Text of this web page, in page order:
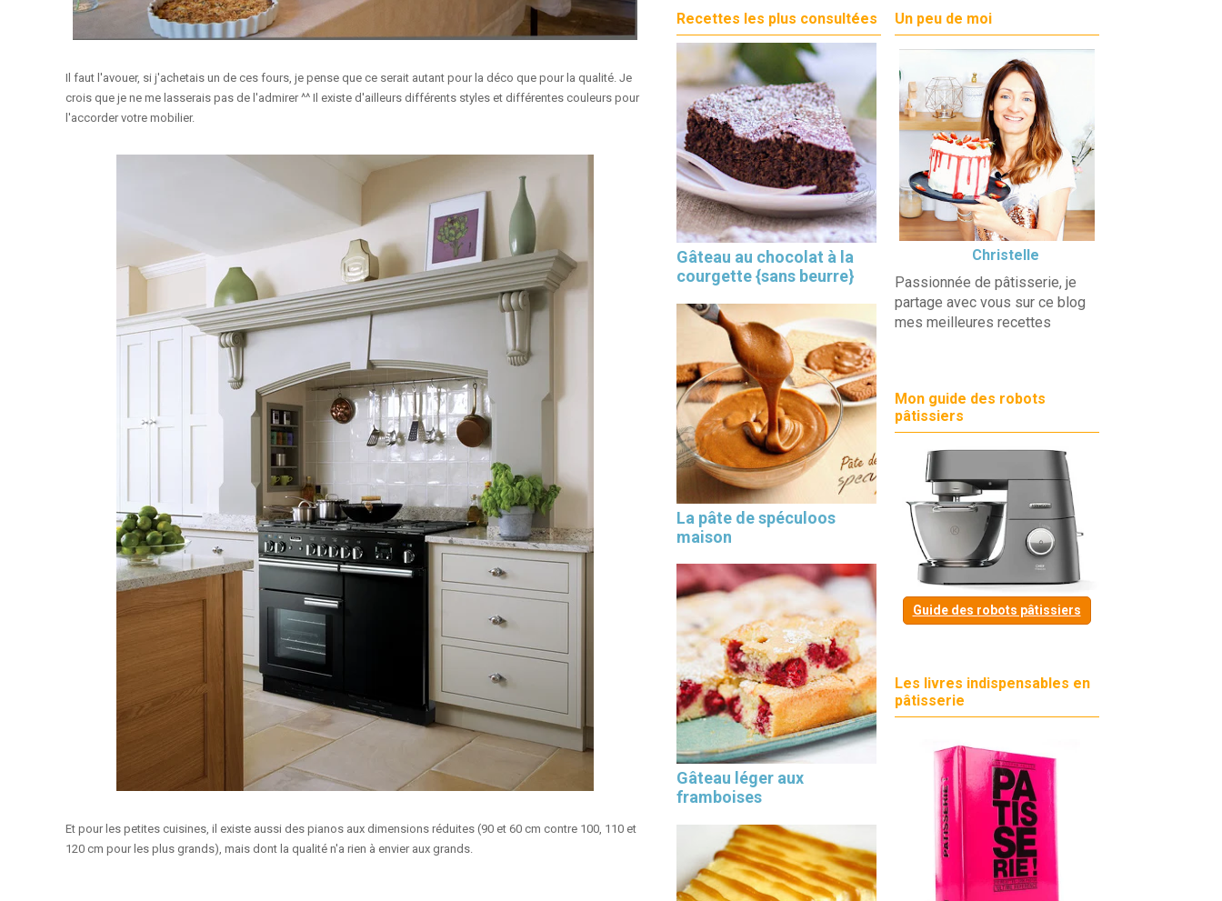
Il faut l'avouer, si j'achetais un de ces fours, je pense que ce serait autant pour la déco que pour la qualité. Je
crois que je ne me lasserais pas de l'admirer ^^ Il existe d'ailleurs différents styles et différentes couleurs pour
l'accorder votre mobilier.
Et pour les petites cuisines, il existe aussi des pianos aux dimensions réduites (90 et 60 cm contre 100, 110 et
120 cm pour les plus grands), mais dont la qualité n'a rien à envier aux grands.
Recettes les plus consultées
Gâteau au chocolat à la
courgette {sans beurre}
La pâte de spéculoos
maison
Gâteau léger aux
framboises
Un peu de moi
Christelle
Passionnée de pâtisserie, je
partage avec vous sur ce blog
mes meilleures recettes
Mon guide des robots
pâtissiers
Guide des robots pâtissiers
Les livres indispensables en
pâtisserie
×
Les 30 outils indispensables
EN PÂTISSERIE